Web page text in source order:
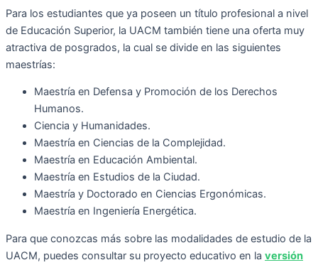
Para los estudiantes que ya poseen un título profesional a nivel
de Educación Superior, la UACM también tiene una oferta muy
atractiva de posgrados, la cual se divide en las siguientes
maestrías:
Maestría en Defensa y Promoción de los Derechos
Humanos.
Ciencia y Humanidades.
Maestría en Ciencias de la Complejidad.
Maestría en Educación Ambiental.
Maestría en Estudios de la Ciudad.
Maestría y Doctorado en Ciencias Ergonómicas.
Maestría en Ingeniería Energética.
Para que conozcas más sobre las modalidades de estudio de la
UACM, puedes consultar su proyecto educativo en la versión